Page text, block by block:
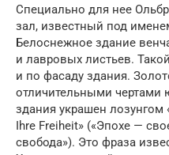
Специально для нее
зал, известный под
Белоснежное здание
и лавровых листьев.
и по фасаду здания.
отличительными чертами
здания украшен лозунгом
Ihre Freiheit» («Эпохе —
свобода»). Это фраза